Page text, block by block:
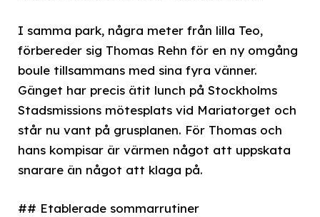
I samma park, några meter från lilla Teo,
förbereder sig Thomas Rehn för en ny omgång
boule tillsammans med sina fyra vänner.
Gänget har precis ätit lunch på Stockholms
Stadsmissions mötesplats vid Mariatorget och
står nu vant på grusplanen. För Thomas och
hans kompisar är värmen något att uppskata
snarare än något att klaga på.
## Etablerade sommarrutiner